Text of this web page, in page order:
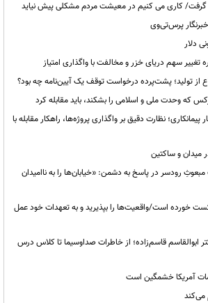
کار گرفت/ کاری می کنیم در معیشت مردم مشکلی پیش نیاید
پرس‌تی‌وی
دلار
تغییر سهم دریای خزر و مخالفت با واگذاری امتیاز
از تولید؛ پشت‌پرده درخواست توقف یک آیین‌نامه چه بود؟
که وحدت ملی و اسلامی را بشکند، باید مقابله کرد
نظارت دقیق بر واگذاری پروژه‌ها، راهکار مقابله با
میدان و ساکتین
رودسر در پاسخ به دشمن: «خیابان‌ها را به ناامیدان
خورده است/واقعیت‌ها را بپذیرید و به تعهدات خود عمل
ابوالقاسم قاسم‌زاده؛ از خاطرات صداوسیما تا کلاس درس
آمریکا خشمگین است
می‌کند